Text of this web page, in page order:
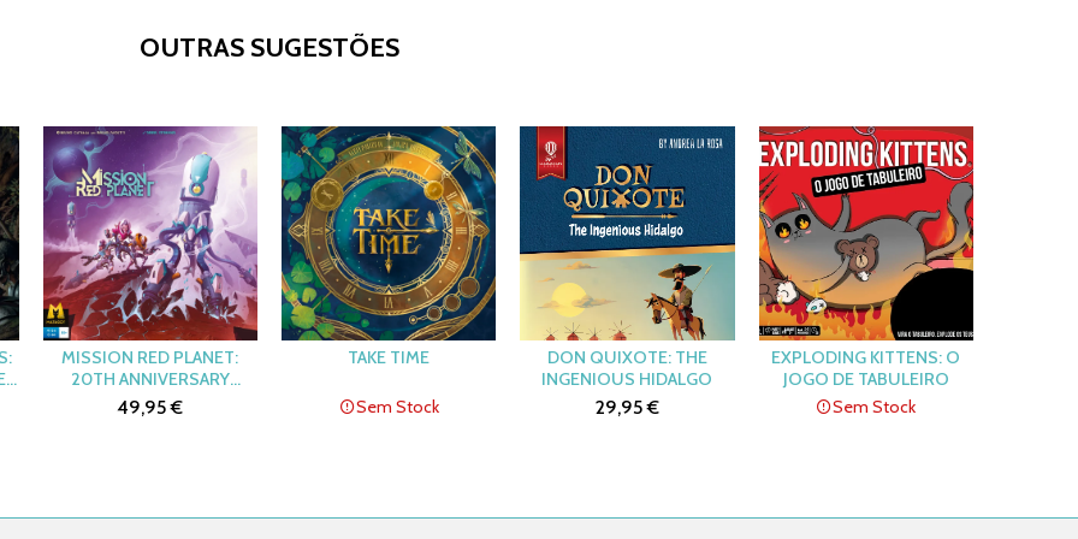
OUTRAS SUGESTÕES
MISSION RED PLANET:
20TH ANNIVERSARY
EDITION
49,95 €
TAKE TIME
Sem Stock
DON QUIXOTE: THE
INGENIOUS HIDALGO
29,95 €
EXPLODING KITTENS: O
JOGO DE TABULEIRO
Sem Stock